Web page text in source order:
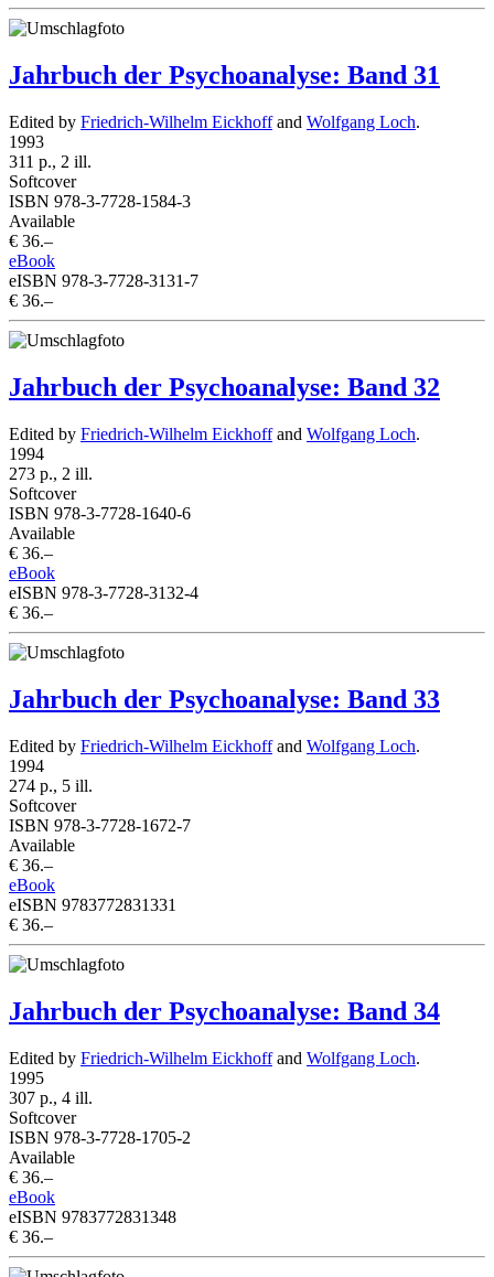
Jahrbuch der Psychoanalyse: Band 31
Edited by Friedrich-Wilhelm Eickhoffand Wolfgang Loch.
1993
311 p., 2 ill.
Softcover
ISBN 978-3-7728-1584-3
Available
€ 36.–
eBook
eISBN 978-3-7728-3131-7
€ 36.–
Jahrbuch der Psychoanalyse: Band 32
Edited by Friedrich-Wilhelm Eickhoffand Wolfgang Loch.
1994
273 p., 2 ill.
Softcover
ISBN 978-3-7728-1640-6
Available
€ 36.–
eBook
eISBN 978-3-7728-3132-4
€ 36.–
Jahrbuch der Psychoanalyse: Band 33
Edited by Friedrich-Wilhelm Eickhoffand Wolfgang Loch.
1994
274 p., 5 ill.
Softcover
ISBN 978-3-7728-1672-7
Available
€ 36.–
eBook
eISBN 9783772831331
€ 36.–
Jahrbuch der Psychoanalyse: Band 34
Edited by Friedrich-Wilhelm Eickhoffand Wolfgang Loch.
1995
307 p., 4 ill.
Softcover
ISBN 978-3-7728-1705-2
Available
€ 36.–
eBook
eISBN 9783772831348
€ 36.–